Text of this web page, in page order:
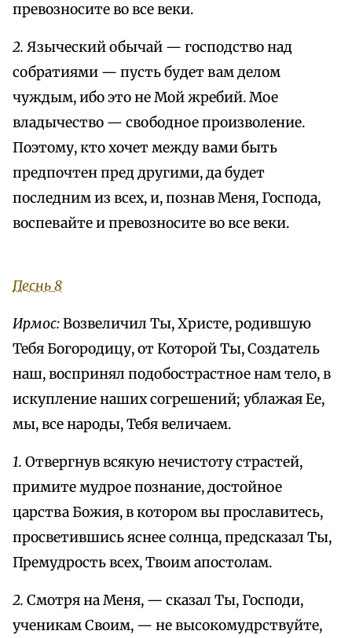
превозносите во все веки.
2. Языческий обычай — господство над
собратиями — пусть будет вам делом
чуждым, ибо это не Мой жребий. Мое
владычество — свободное произволение.
Поэтому, кто хочет между вами быть
предпочтен пред другими, да будет
последним из всех, и, познав Меня, Господа,
воспевайте и превозносите во все веки.
Песнь 8
Ирмос:Возвеличил Ты, Христе, родившую
Тебя Богородицу, от Которой Ты, Создатель
наш, воспринял подобострастное нам тело, в
искупление наших согрешений; ублажая Ее,
мы, все народы, Тебя величаем.
1. Отвергнув всякую нечистоту страстей,
примите мудрое познание, достойное
царства Божия, в котором вы прославитесь,
просветившись яснее солнца, предсказал Ты,
Премудрость всех, Твоим апостолам.
2. Смотря на Меня, — сказал Ты, Господи,
ученикам Своим, — не высокомудрствуйте,